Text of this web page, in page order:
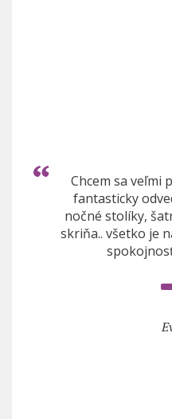
Chcem sa veľmi
fantasticky
nočné stolíky,
skriňa.. všetko je